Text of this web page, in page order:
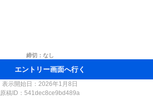
締切：なし
エントリー画面へ行く
表示開始日：2026年1月8日
原稿ID： 541dec8ce9bd489a